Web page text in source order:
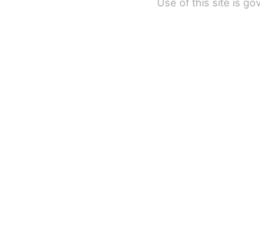
Use of this site is